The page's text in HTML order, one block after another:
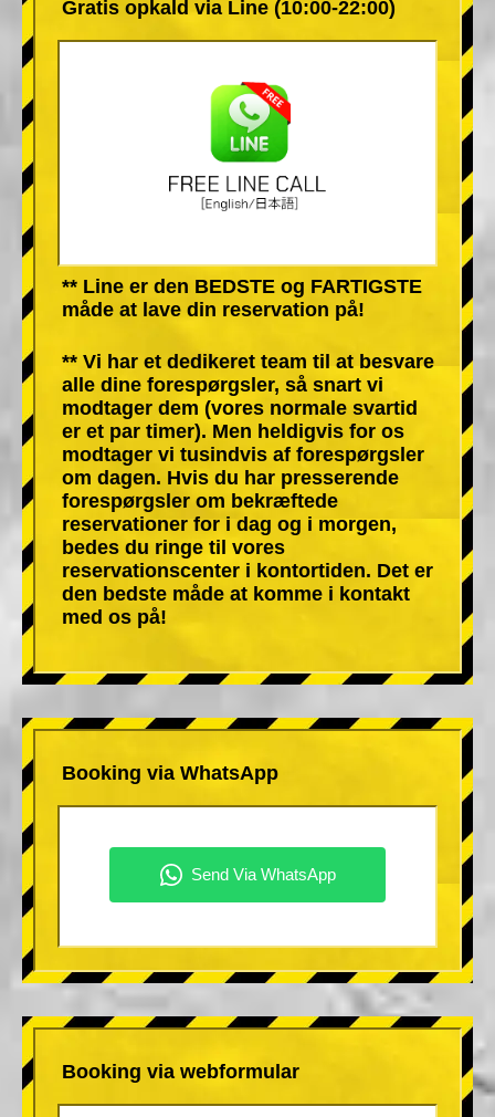
Gratis opkald via Line (10:00-22:00)
** Line er den BEDSTE og FARTIGSTE
måde at lave din reservation på!
** Vi har et dedikeret team til at besvare
alle dine forespørgsler, så snart vi
modtager dem (vores normale svartid
er et par timer). Men heldigvis for os
modtager vi tusindvis af forespørgsler
om dagen. Hvis du har presserende
forespørgsler om bekræftede
reservationer for i dag og i morgen,
bedes du ringe til vores
reservationscenter i kontortiden. Det er
den bedste måde at komme i kontakt
med os på!
Booking via WhatsApp
Booking via webformular